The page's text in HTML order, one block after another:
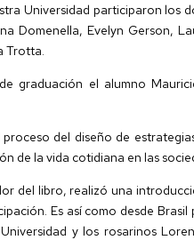
Universidad participaron los
Domenella, Evelyn Gerson,
Trotta.
graduación el alumno
del diseño de
de la vida cotidiana en las
del libro, realizó una
Es así como desde
y los rosarinos